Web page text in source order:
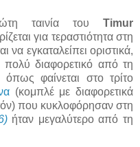
ταινία τουTimur
για τεραστιότητα στη
εγκαταλείπει οριστικά,
πολύ διαφορετικό από τη
φαίνεται στο τρίτο
(κομπλέ με διαφορετικά
που κυκλοφόρησαν στη
ήταν μεγαλύτερο από τη